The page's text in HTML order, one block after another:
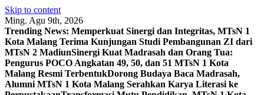
Skip to content
Ming. Agu 9th, 2026
Trending News: Memperkuat Sinergi dan Integritas, MTsN 1
Kota Malang Terima Kunjungan Studi Pembangunan ZI dari
MTsN 2 MadiunSinergi Kuat Madrasah dan Orang Tua:
Pengurus POCO Angkatan 49, 50, dan 51 MTsN 1 Kota
Malang Resmi TerbentukDorong Budaya Baca Madrasah,
Alumni MTsN 1 Kota Malang Serahkan Karya Literasi ke